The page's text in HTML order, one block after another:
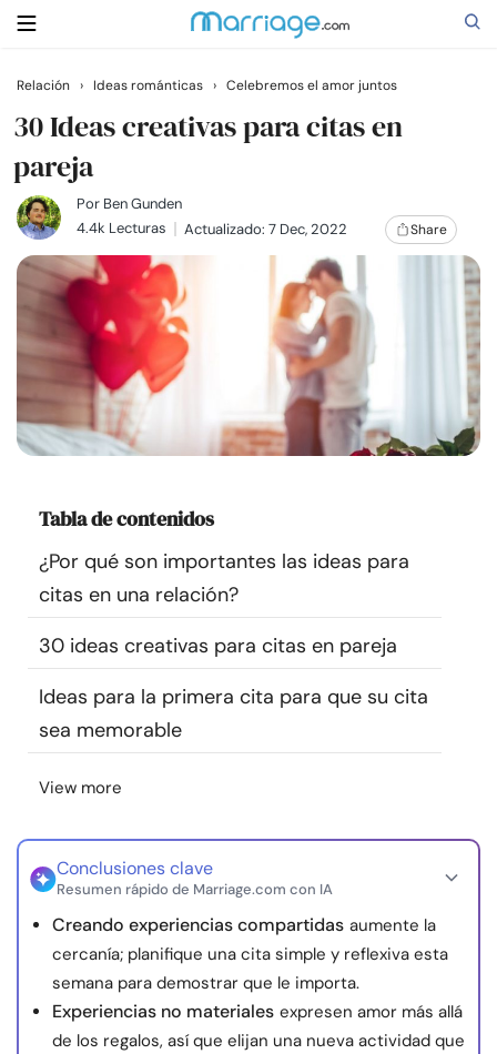
Buscar
Casarse
Relaciones
Familia
Ayuda
Cursos
Recursos
Comunidad
Encuentra un terapeuta
Idioma
Sobre nosotros
© Copyright 2026. Todos los derechos reservados.
Relación › Ideas románticas › Celebremos el amor juntos
30 Ideas creativas para citas en
pareja
Por Ben Gunden
4.4k Lecturas
Actualizado: 7 Dec, 2022 Share
Tabla de contenidos
¿Por qué son importantes las ideas para
citas en una relación?
30 ideas creativas para citas en pareja
Ideas para la primera cita para que su cita
sea memorable
View more
Conclusiones clave
Resumen rápido de Marriage.com con IA
Creando experiencias compartidas aumente la
cercanía; planifique una cita simple y reflexiva esta
semana para demostrar que le importa.
Experiencias no materiales expresen amor más allá
de los regalos, así que elijan una nueva actividad que